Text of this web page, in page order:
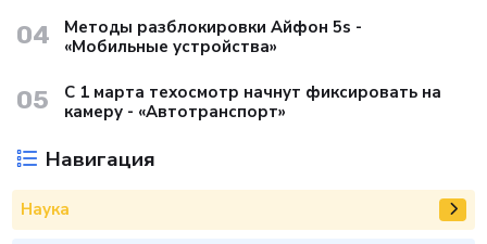
04
Методы разблокировки Айфон 5s -
«Мобильные устройства»
05
С 1 марта техосмотр начнут фиксировать на
камеру - «Автотранспорт»
Навигация
Наука